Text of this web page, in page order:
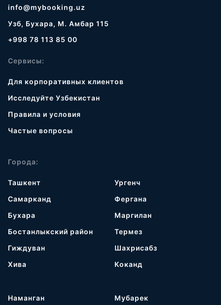
info@mybooking.uz
Узб, Бухара, М. Амбар 115
+998 78 113 85 00
Сервисы:
Для корпоративных клиентов
Исследуйте Узбекистан
Правила и условия
Частые вопросы
Города:
Ташкент
Самарканд
Бухара
Бостанлыкский район
Гиждуван
Хива
Ургенч
Фергана
Маргилан
Термез
Шахрисабз
Коканд
Наманган
Мубарек